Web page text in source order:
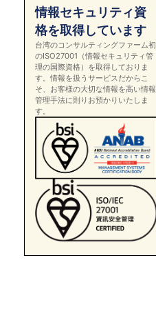
情報セキュリティ資
格を取得しています
台湾のコンサルティングファーム初
のISO27001（情報セキュリティ管
理の国際資格）を取得しておりま
す。情報を扱うサービスだからこ
そ、お客様の大切な情報を高い情報
管理手法に則りお預かりいたしま
す。